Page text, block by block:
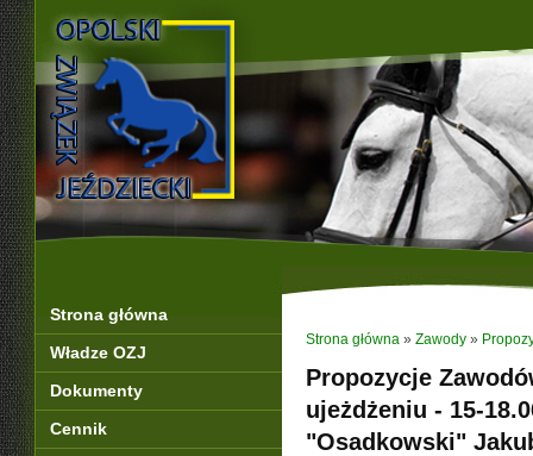
Strona główna
Władze OZJ
Dokumenty
Cennik
Strona główna » Zawody »
Propozycje
ujeżdżeniu - 15-
"Osadkowski"